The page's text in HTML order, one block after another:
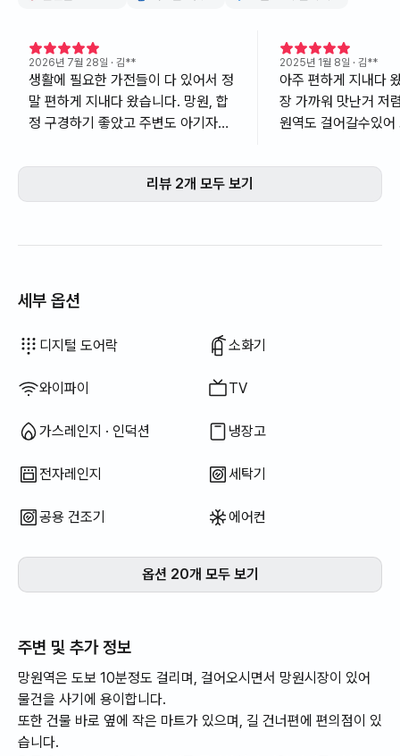
2026년 7월 28일 · 김**
생활에 필요한 가전들이 다 있어서 정
말 편하게 지내다 왔습니다. 망원, 합
정 구경하기 좋았고 주변도 아기자기
2025년 1월 8일 · 김**
아주 편하게 지내다
장 가까워 맛난거 저
원역도 걸어갈수있
있어 8박9일동안 편
리뷰 2개 모두 보기
세부 옵션
디지털 도어락 소화기
와이파이 TV
가스레인지 · 인덕션 냉장고
전자레인지 세탁기
공용 건조기 에어컨
보일러 (도시가스)
식탁 및 의자
이용 불가:
열쇠 잠금 장치
이용 불가:
외부 CCTV
이용 불가:
경비실 · 경비원
이용 불가:
건조기
이용 불가:
공용 가스레인지 · 인덕션
이용 불가:
공용 냉장고
이용 불가:
공용 전자레인지
이용 불가:
공용 세탁기
이용 불가:
침구류 제공
이용 불가:
추가 침구류 가능
이용 불가:
옷장
이용 불가:
소파
이용 불가:
사무용 책상
드라이기
전기 주전자
조리 도구 (도마, 칼, 가위 등)
냄비 · 후라이팬
기본 식기 (그릇, 컵 등)
엘리베이터
행거
다리미
이용 불가: 욕조
이용 불가: 비데
이용 불가: 필터 샤워기
이용 불가: 바디워시
이용 불가: 샴푸 · 린스
이용 불가: 비누
이용 불가: 화장지
이용 불가: 칫솔
이용 불가: 치약
이용 불가: 수건
이용 불가: 토퍼 · 접이식 매트리스
이용 불가: 블라인드
이용 불가: 암막 커튼
이용 불가: 빗자루
이용 불가: 세탁 세제
이용 불가: 섬유 유연제
이용 불가: 식기 세정제
이용 불가: 음식물 쓰레기 봉투
이용 불가: 쓰레기 봉투
이용 불가: 행주
이용 불가: 수세미
이용 불가: 청소기
이용 불가: 전기 밥솥
이용 불가: 야외 바베큐 시설
이용 불가: 무료 피트니스
이용 불가: 수영장
이용 불가: 무료 공용 사우나
이용 불가: 스파 · 월풀
이용 불가: 자쿠지 · 히노끼탕
이용 불가: 테라스
이용 불가: 좌식 식탁
이용 불가: 소파베드
이용 불가: 선풍기
이용 불가: 전기보일러
이용 불가: 기름(등유) 난방
이용 불가: LPG 가스
이용 불가: 신재생 에너지
이용 불가: 빔프로젝터
이용 불가: 유선 인터넷
이용 불가: 빨래 건조대
이용 불가: 세탁건조기 일체형
옵션 20개 모두 보기
주변 및 추가 정보
망원역은 도보 10분정도 걸리며, 걸어오시면서 망원시장이 있어
물건을 사기에 용이합니다.
또한 건물 바로 옆에 작은 마트가 있으며, 길 건너편에 편의점이 있
습니다.